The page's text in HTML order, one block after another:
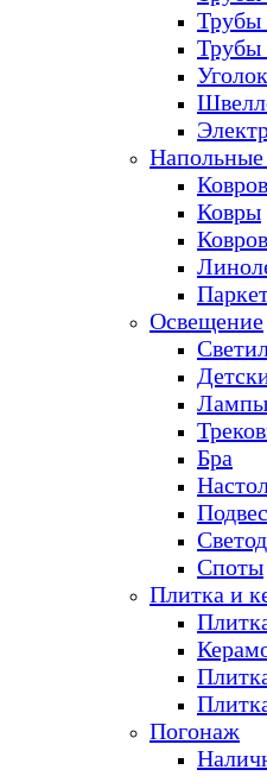
Трубы
Трубы
Ковры
Освещение
Лампы
Бра
Споты
Плитка и
Погонаж